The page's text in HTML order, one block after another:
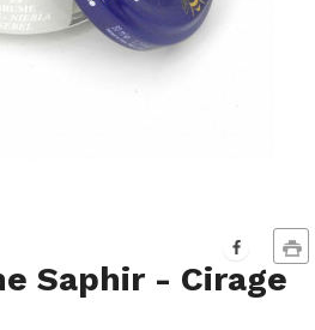
Saphir - Cirage